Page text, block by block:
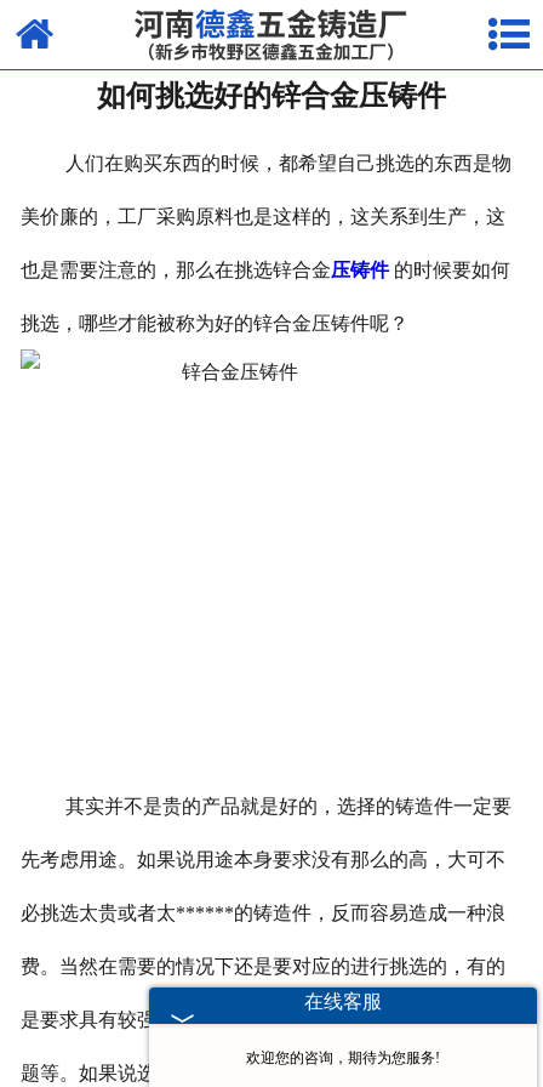
网站首页
走进我们
产品中心
荣誉资质
厂容厂貌
视频中心
如何挑选好的锌合金压铸件
人们在购买东西的时候，都希望自己挑选的东西是物
美价廉的，工厂采购原料也是这样的，这关系到生产，这
也是需要注意的，那么在挑选锌合金压铸件的时候要如何
挑选，哪些才能被称为好的锌合金压铸件呢？
其实并不是贵的产品就是好的，选择的铸造件一定要
先考虑用途。如果说用途本身要求没有那么的高，大可不
必挑选太贵或者太******的铸造件，反而容易造成一种浪
费。当然在需要的情况下还是要对应的进行挑选的，有的
是要求具有较强的抗拉性，能够有效的防止塑性变形等问
题等。如果说选购的锌合金铸造件是不达标的，这必然会
在线客服
欢迎您的咨询，期待为您服务!